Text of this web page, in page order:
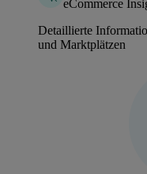
eCommerce
Detaillierte
und Marktplätzen